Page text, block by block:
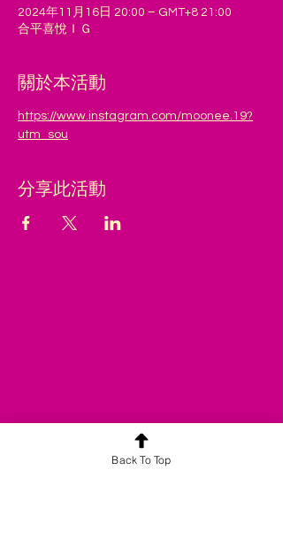
2024年11月16日 20:00 – GMT+8 21:00
合平喜悅ＩＧ
關於本活動
https://www.instagram.com/moonee.19?
utm_sou
分享此活動
Back To Top